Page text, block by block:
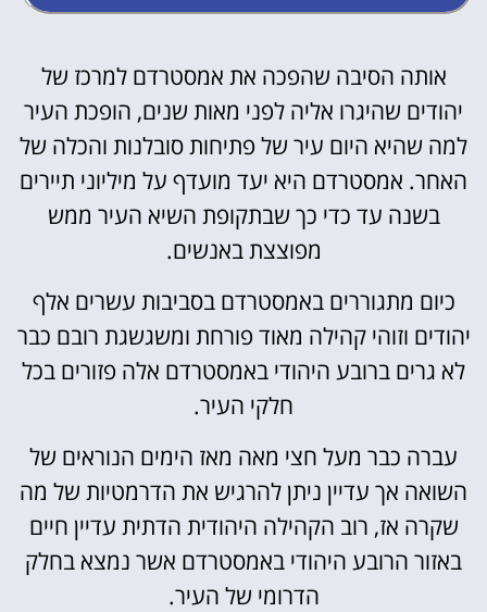
אותה הסיבה שהפכה את אמסטרדם למרכז של
יהודים שהיגרו אליה לפני מאות שנים, הופכת העיר
למה שהיא היום עיר של פתיחות סובלנות והכלה של
האחר. אמסטרדם היא יעד מועדף על מיליוני תיירים
בשנה עד כדי כך שבתקופת השיא העיר ממש
מפוצצת באנשים.
כיום מתגוררים באמסטרדם בסביבות עשרים אלף
יהודים וזוהי קהילה מאוד פורחת ומשגשגת רובם כבר
לא גרים ברובע היהודי באמסטרדם אלה פזורים בכל
חלקי העיר.
עברה כבר מעל חצי מאה מאז הימים הנוראים של
השואה אך עדיין ניתן להרגיש את הדרמטיות של מה
שקרה אז, רוב הקהילה היהודית הדתית עדיין חיים
באזור הרובע היהודי באמסטרדם אשר נמצא בחלק
הדרומי של העיר.